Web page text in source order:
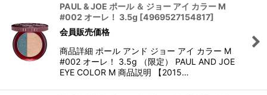
PAUL & JOE ポール ＆ ジョー アイ カラー M
#002 オーレ！ 3.5g [4969527154817]
会員販売価格
商品詳細 ポール アンド ジョー アイ カラー M
#002 オーレ！ 3.5g （限定） PAUL AND JOE
EYE COLOR M 商品説明 【2015…